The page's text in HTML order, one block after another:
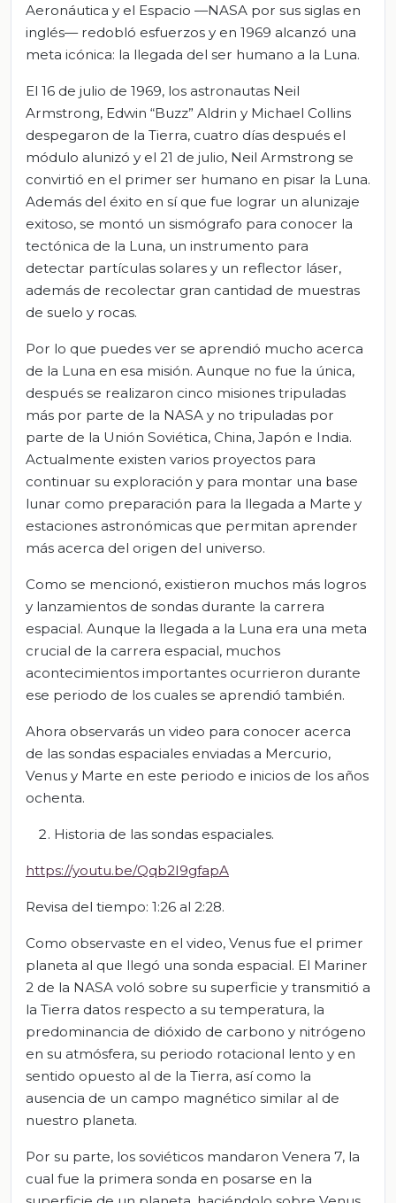
Aeronáutica y el Espacio —NASA por sus siglas en
inglés— redobló esfuerzos y en 1969 alcanzó una
meta icónica: la llegada del ser humano a la Luna.
El 16 de julio de 1969, los astronautas Neil
Armstrong, Edwin “Buzz” Aldrin y Michael Collins
despegaron de la Tierra, cuatro días después el
módulo alunizó y el 21 de julio, Neil Armstrong se
convirtió en el primer ser humano en pisar la Luna.
Además del éxito en sí que fue lograr un alunizaje
exitoso, se montó un sismógrafo para conocer la
tectónica de la Luna, un instrumento para
detectar partículas solares y un reflector láser,
además de recolectar gran cantidad de muestras
de suelo y rocas.
Por lo que puedes ver se aprendió mucho acerca
de la Luna en esa misión. Aunque no fue la única,
después se realizaron cinco misiones tripuladas
más por parte de la NASA y no tripuladas por
parte de la Unión Soviética, China, Japón e India.
Actualmente existen varios proyectos para
continuar su exploración y para montar una base
lunar como preparación para la llegada a Marte y
estaciones astronómicas que permitan aprender
más acerca del origen del universo.
Como se mencionó, existieron muchos más logros
y lanzamientos de sondas durante la carrera
espacial. Aunque la llegada a la Luna era una meta
crucial de la carrera espacial, muchos
acontecimientos importantes ocurrieron durante
ese periodo de los cuales se aprendió también.
Ahora observarás un video para conocer acerca
de las sondas espaciales enviadas a Mercurio,
Venus y Marte en este periodo e inicios de los años
ochenta.
Historia de las sondas espaciales.
https://youtu.be/Qqb2I9gfapA
Revisa del tiempo: 1:26 al 2:28.
Como observaste en el video, Venus fue el primer
planeta al que llegó una sonda espacial. El Mariner
2 de la NASA voló sobre su superficie y transmitió a
la Tierra datos respecto a su temperatura, la
predominancia de dióxido de carbono y nitrógeno
en su atmósfera, su periodo rotacional lento y en
sentido opuesto al de la Tierra, así como la
ausencia de un campo magnético similar al de
nuestro planeta.
Por su parte, los soviéticos mandaron Venera 7, la
cual fue la primera sonda en posarse en la